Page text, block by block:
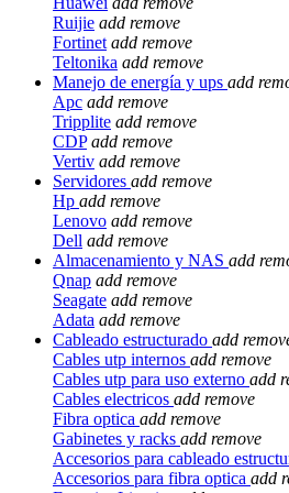
Ruijie add remove
Fortinet add remove
Teltonika add remove
Manejo de energía y ups add
Apc add remove
Tripplite add remove
CDP add remove
Vertiv add remove
Servidores add remove
Hp add remove
Lenovo add remove
Dell add remove
Almacenamiento y NAS add
Qnap add remove
Seagate add remove
Adata add remove
Cableado estructurado add
Cables utp internos add remove
Cables utp para uso externo add
Cables electricos add remove
Fibra optica add remove
Gabinetes y racks add remove
Accesorios para cableado
Accesorios para fibra optica add